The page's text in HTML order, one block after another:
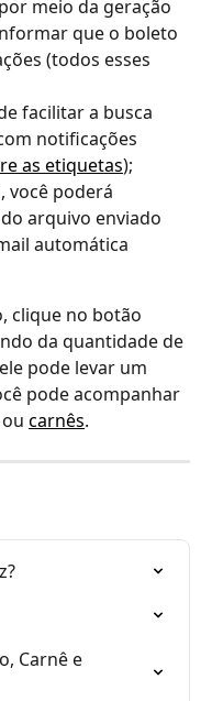
meio da geração
que o boleto
(todos esses
facilitar a busca
notificações
as etiquetas);
você poderá
arquivo enviado
automática
clique no botão
da quantidade de
pode levar um
pode acompanhar
ou carnês.
Carnê e